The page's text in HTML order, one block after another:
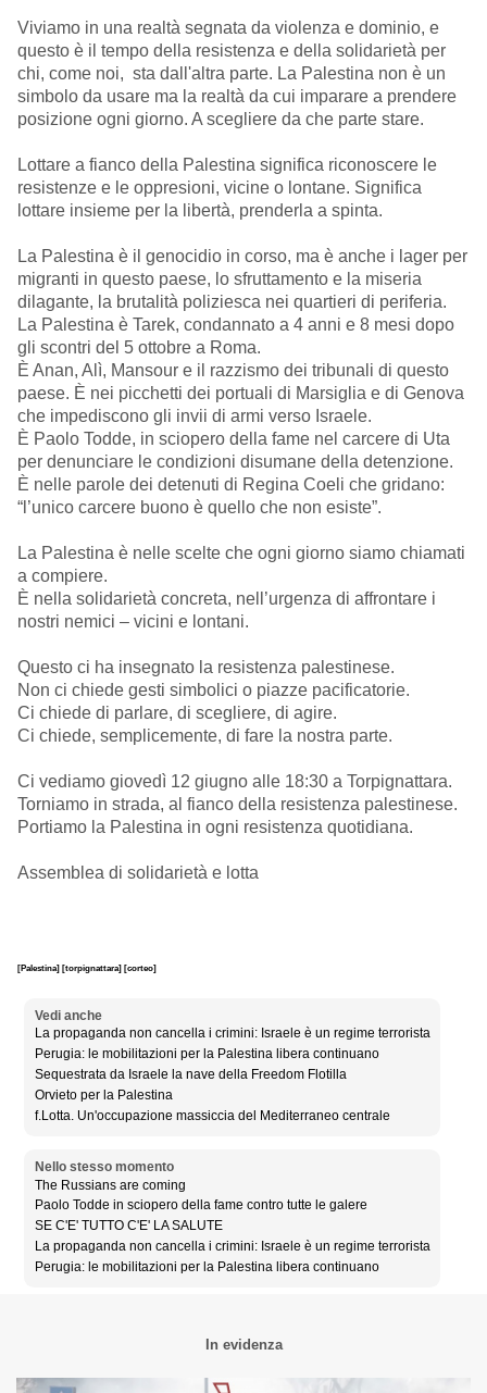
Viviamo in una realtà segnata da violenza e dominio, e
questo è il tempo della resistenza e della solidarietà per
chi, come noi, sta dall'altra parte. La Palestina non è un
simbolo da usare ma la realtà da cui imparare a prendere
posizione ogni giorno. A scegliere da che parte stare.
Lottare a fianco della Palestina significa riconoscere le
resistenze e le oppresioni, vicine o lontane. Significa
lottare insieme per la libertà, prenderla a spinta.
La Palestina è il genocidio in corso, ma è anche i lager per
migranti in questo paese, lo sfruttamento e la miseria
dilagante, la brutalità poliziesca nei quartieri di periferia.
La Palestina è Tarek, condannato a 4 anni e 8 mesi dopo
gli scontri del 5 ottobre a Roma.
È Anan, Alì, Mansour e il razzismo dei tribunali di questo
paese. È nei picchetti dei portuali di Marsiglia e di Genova
che impediscono gli invii di armi verso Israele.
È Paolo Todde, in sciopero della fame nel carcere di Uta
per denunciare le condizioni disumane della detenzione.
È nelle parole dei detenuti di Regina Coeli che gridano:
“l’unico carcere buono è quello che non esiste”.
La Palestina è nelle scelte che ogni giorno siamo chiamati
a compiere.
È nella solidarietà concreta, nell’urgenza di affrontare i
nostri nemici – vicini e lontani.
Questo ci ha insegnato la resistenza palestinese.
Non ci chiede gesti simbolici o piazze pacificatorie.
Ci chiede di parlare, di scegliere, di agire.
Ci chiede, semplicemente, di fare la nostra parte.
Ci vediamo giovedì 12 giugno alle 18:30 a Torpignattara.
Torniamo in strada, al fianco della resistenza palestinese.
Portiamo la Palestina in ogni resistenza quotidiana.
Assemblea di solidarietà e lotta
[Palestina] [torpignattara] [corteo]
Vedi anche
La propaganda non cancella i crimini: Israele è un regime terrorista
Perugia: le mobilitazioni per la Palestina libera continuano
Sequestrata da Israele la nave della Freedom Flotilla
Orvieto per la Palestina
f.Lotta. Un'occupazione massiccia del Mediterraneo centrale
Nello stesso momento
The Russians are coming
Paolo Todde in sciopero della fame contro tutte le galere
SE C'E' TUTTO C'E' LA SALUTE
La propaganda non cancella i crimini: Israele è un regime terrorista
Perugia: le mobilitazioni per la Palestina libera continuano
In evidenza